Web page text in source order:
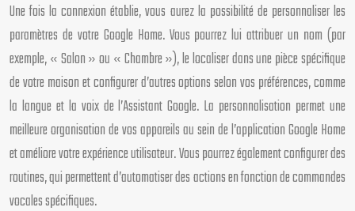
Une fois la connexion établie, vous aurez la possibilité de personnaliser les
paramètres de votre Google Home. Vous pourrez lui attribuer un nom (par
exemple, « Salon » ou « Chambre »), le localiser dans une pièce spécifique
de votre maison et configurer d’autres options selon vos préférences, comme
la langue et la voix de l’Assistant Google. La personnalisation permet une
meilleure organisation de vos appareils au sein de l’application Google Home
et améliore votre expérience utilisateur. Vous pourrez également configurer des
routines, qui permettent d’automatiser des actions en fonction de commandes
vocales spécifiques.